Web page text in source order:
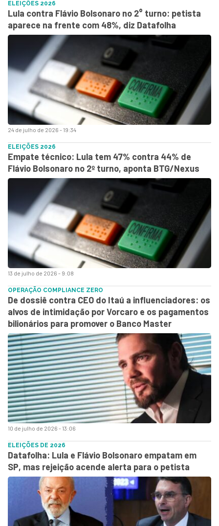
24 de julho de 2026 - 19:34
ELEIÇÕES 2026
Lula contra Flávio Bolsonaro no 2° turno: petista
aparece na frente com 48%, diz Datafolha
13 de julho de 2026 - 9:08
ELEIÇÕES 2026
Empate técnico: Lula tem 47% contra 44% de
Flávio Bolsonaro no 2º turno, aponta BTG/Nexus
10 de julho de 2026 - 13:06
OPERAÇÃO COMPLIANCE ZERO
De dossiê contra CEO do Itaú a influenciadores: os
alvos de intimidação por Vorcaro e os pagamentos
bilionários para promover o Banco Master
ELEIÇÕES DE 2026
Datafolha: Lula e Flávio Bolsonaro empatam em
SP, mas rejeição acende alerta para o petista